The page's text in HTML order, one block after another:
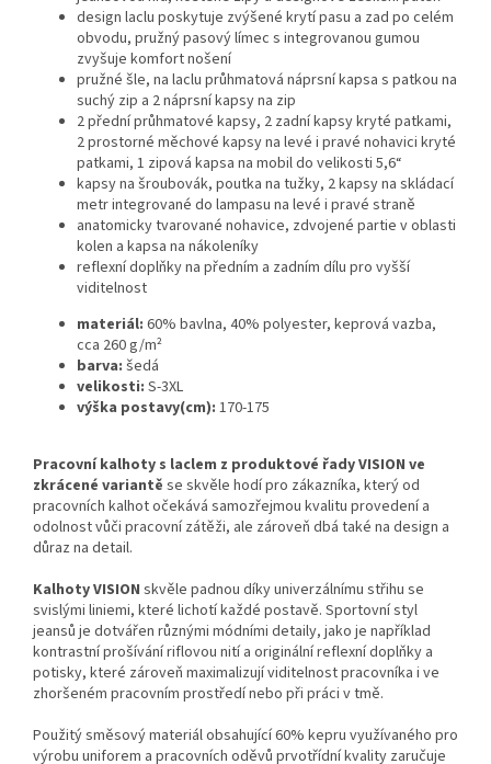
design laclu poskytuje zvýšené krytí pasu a zad po celém
obvodu, pružný pasový límec s integrovanou gumou
zvyšuje komfort nošení
pružné šle, na laclu průhmatová náprsní kapsa s patkou na
suchý zip a 2 náprsní kapsy na zip
2 přední průhmatové kapsy, 2 zadní kapsy kryté patkami,
2 prostorné měchové kapsy na levé i pravé nohavici kryté
patkami, 1 zipová kapsa na mobil do velikosti 5,6“
kapsy na šroubovák, poutka na tužky, 2 kapsy na skládací
metr integrované do lampasu na levé i pravé straně
anatomicky tvarované nohavice, zdvojené partie v oblasti
kolen a kapsa na nákoleníky
reflexní doplňky na předním a zadním dílu pro vyšší
viditelnost
materiál: 60% bavlna, 40% polyester, keprová vazba,
cca 260 g/m²
barva: šedá
velikosti: S-3XL
výška postavy(cm): 170-175
Pracovní kalhoty s laclem z produktové řady VISION ve
zkrácené variantě se skvěle hodí pro zákazníka, který od
pracovních kalhot očekává samozřejmou kvalitu provedení a
odolnost vůči pracovní zátěži, ale zároveň dbá také na design a
důraz na detail.
Kalhoty VISION skvěle padnou díky univerzálnímu střihu se
svislými liniemi, které lichotí každé postavě. Sportovní styl
jeansů je dotvářen různými módními detaily, jako je například
kontrastní prošívání riflovou nití a originální reflexní doplňky a
potisky, které zároveň maximalizují viditelnost pracovníka i ve
zhoršeném pracovním prostředí nebo při práci v tmě.
Použitý směsový materiál obsahující 60% kepru využívaného pro
výrobu uniforem a pracovních oděvů prvotřídní kvality zaručuje